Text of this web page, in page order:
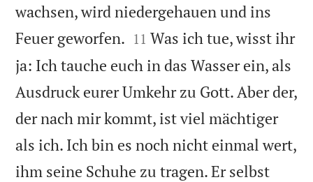
wachsen, wird niedergehauen und ins
Feuer geworfen. 

11 Was ich tue, wisst ihr
ja: Ich tauche euch in das Wasser ein, als
Ausdruck eurer Umkehr zu Gott. Aber der,
der nach mir kommt, ist viel mächtiger
als ich. Ich bin es noch nicht einmal wert,
ihm seine Schuhe zu tragen. Er selbst